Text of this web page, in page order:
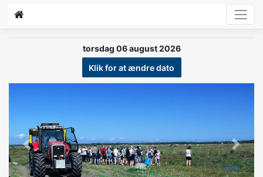
torsdag 06 august 2026
Klik for at ændre dato
Previous Next